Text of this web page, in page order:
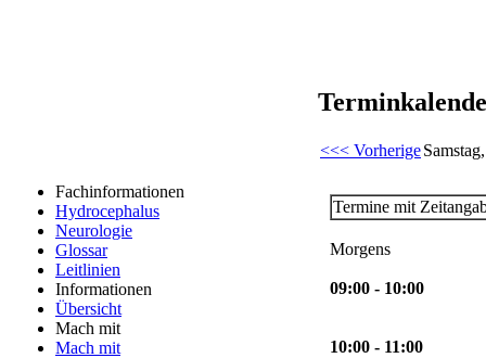
Fachinformationen
Hydrocephalus
Neurologie
Glossar
Leitlinien
Informationen
Übersicht
Mach mit
Mach mit
<<< Vorherige
Termine mit
Morgens
09:00 - 10:00
10:00 - 11:00